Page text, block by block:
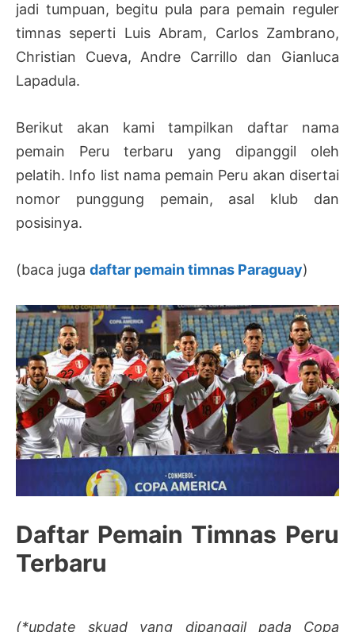
jadi tumpuan, begitu pula para pemain reguler
timnas seperti Luis Abram, Carlos Zambrano,
Christian Cueva, Andre Carrillo dan Gianluca
Lapadula.
Berikut akan kami tampilkan daftar nama
pemain Peru terbaru yang dipanggil oleh
pelatih. Info list nama pemain Peru akan disertai
nomor punggung pemain, asal klub dan
posisinya.
(baca juga daftar pemain timnas Paraguay)
Daftar Pemain Timnas Peru
Terbaru
(*update skuad yang dipanggil pada Copa